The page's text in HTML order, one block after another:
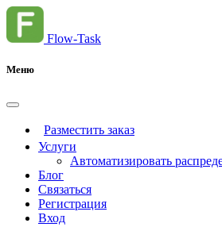
Flow-Task
Меню
Разместить заказ
Услуги
Автоматизировать
Блог
Связаться
Регистрация
Вход